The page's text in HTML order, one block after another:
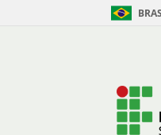
Pular para o Conteúdo